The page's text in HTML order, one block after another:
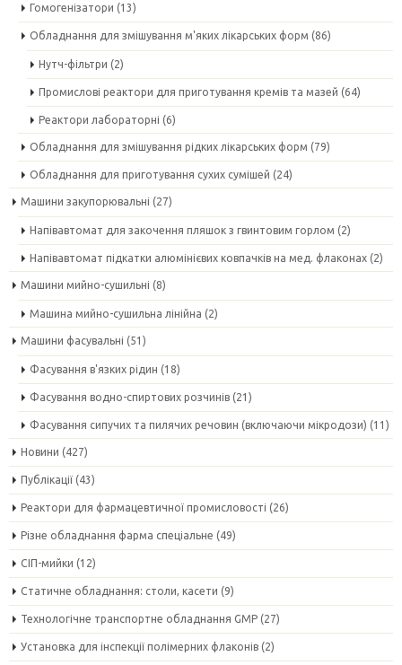
Гомогенізатори (13)
Обладнання для змішування м'яких лікарських форм (86)
Нутч-фільтри (2)
Промислові реактори для приготування кремів та мазей (64)
Реактори лабораторні (6)
Обладнання для змішування рідких лікарських форм (79)
Обладнання для приготування сухих сумішей (24)
Машини закупорювальні (27)
Напівавтомат для закочення пляшок з гвинтовим горлом (2)
Напівавтомат підкатки алюмінієвих ковпачків на мед. флаконах (2)
Машини мийно-сушильні (8)
Машина мийно-сушильна лінійна (2)
Машини фасувальні (51)
Фасування в'язких рідин (18)
Фасування водно-спиртових розчинів (21)
Фасування сипучих та пилячих речовин (включаючи мікродози) (11)
Новини (427)
Публікації (43)
Реактори для фармацевтичної промисловості (26)
Різне обладнання фарма спеціальне (49)
СІП-мийки (12)
Статичне обладнання: столи, касети (9)
Технологічне транспортне обладнання GMP (27)
Установка для інспекції полімерних флаконів (2)